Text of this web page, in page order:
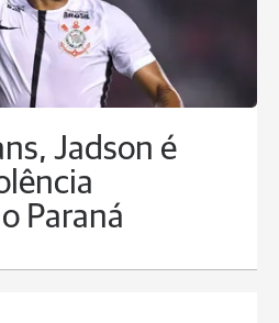
Jadson é
Paraná